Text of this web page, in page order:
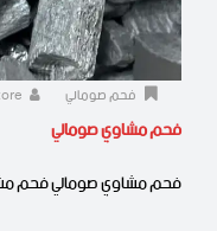
فحم صومالي
فحم مشاوي صومالي
فحم مشاوي صومالي فحم